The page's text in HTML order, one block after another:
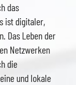
das
ist digitaler,
Das Leben der
Netzwerken
die
und lokale